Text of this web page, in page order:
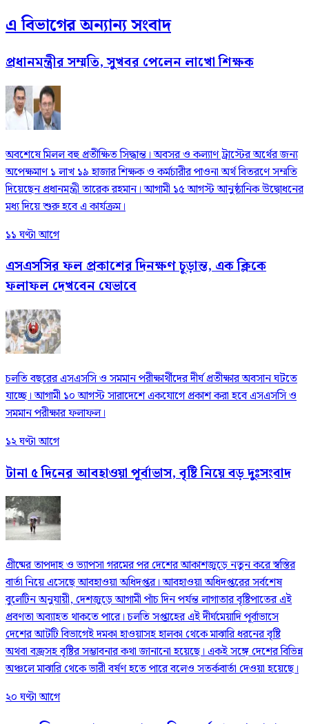
এ বিভাগের অন্যান্য সংবাদ
প্রধানমন্ত্রীর সম্মতি, সুখবর পেলেন লাখো শিক্ষক
অবশেষে মিলল বহু প্রতীক্ষিত সিদ্ধান্ত। অবসর ও কল্যাণ ট্রাস্টের অর্থের জন্য
অপেক্ষমাণ ১ লাখ ১৯ হাজার শিক্ষক ও কর্মচারীর পাওনা অর্থ বিতরণে সম্মতি
দিয়েছেন প্রধানমন্ত্রী তারেক রহমান। আগামী ১৫ আগস্ট আনুষ্ঠানিক উদ্বোধনের
মধ্য দিয়ে শুরু হবে এ কার্যক্রম।
১১ ঘণ্টা আগে
এসএসসির ফল প্রকাশের দিনক্ষণ চূড়ান্ত, এক ক্লিকে
ফলাফল দেখবেন যেভাবে
চলতি বছরের এসএসসি ও সমমান পরীক্ষার্থীদের দীর্ঘ প্রতীক্ষার অবসান ঘটতে
যাচ্ছে। আগামী ১০ আগস্ট সারাদেশে একযোগে প্রকাশ করা হবে এসএসসি ও
সমমান পরীক্ষার ফলাফল।
১২ ঘণ্টা আগে
টানা ৫ দিনের আবহাওয়া পূর্বাভাস, বৃষ্টি নিয়ে বড় দুঃসংবাদ
গ্রীষ্মের তাপদাহ ও ভ্যাপসা গরমের পর দেশের আকাশজুড়ে নতুন করে স্বস্তির
বার্তা নিয়ে এসেছে আবহাওয়া অধিদপ্তর। আবহাওয়া অধিদপ্তরের সর্বশেষ
বুলেটিন অনুযায়ী, দেশজুড়ে আগামী পাঁচ দিন পর্যন্ত লাগাতার বৃষ্টিপাতের এই
প্রবণতা অব্যাহত থাকতে পারে। চলতি সপ্তাহের এই দীর্ঘমেয়াদি পূর্বাভাসে
দেশের আটটি বিভাগেই দমকা হাওয়াসহ হালকা থেকে মাঝারি ধরনের বৃষ্টি
অথবা বজ্রসহ বৃষ্টির সম্ভাবনার কথা জানানো হয়েছে। একই সঙ্গে দেশের বিভিন্ন
অঞ্চলে মাঝারি থেকে ভারী বর্ষণ হতে পারে বলেও সতর্কবার্তা দেওয়া হয়েছে।
২০ ঘণ্টা আগে